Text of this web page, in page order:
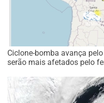
Ciclone-bomba avança
serão mais afetados pelo